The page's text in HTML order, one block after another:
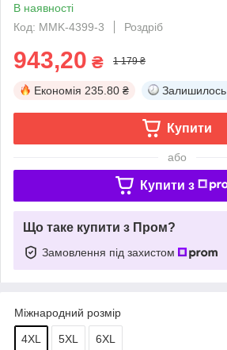
В наявності
Код: MMK-4399-3
Роздріб
943,20 ₴ 1 179 ₴
Економія 235.80 ₴ Залишилось
Купити
або
Купити з
Що таке купити з Пром?
Замовлення під захистом
Міжнародний розмір
4XL 5XL 6XL